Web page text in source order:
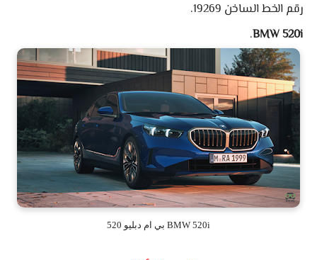
رقم الخط الساخن 19269.
BMW 520i
.
BMW 520i بي ام دبليو 520